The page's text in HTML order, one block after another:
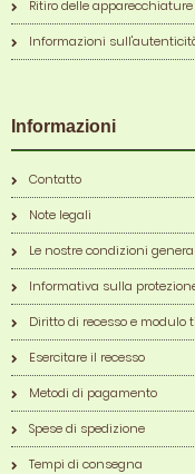
Ritiro delle
Informazioni
Informazioni
Contatto
Note legali
Le nostre condizioni
Informativa sulla
Diritto di recesso e modulo
Esercitare il recesso
Metodi di pagamento
Spese di spedizione
Tempi di consegna